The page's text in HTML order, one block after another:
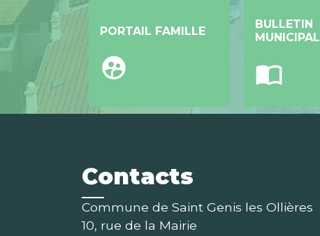
PORTAIL FAMILLE
supervised_user_circle
BULLETIN
MUNICIPAL
import_contacts
Contacts
Commune de Saint Genis les Ollières
10, rue de la Mairie